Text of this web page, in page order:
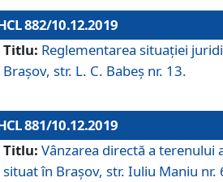
882/10.12.2019
Titlu: Reglementarea situației
Brașov, str. L. C. Babeș nr. 13.
881/10.12.2019
Titlu: Vânzarea directă a
situat în Brașov, str. Iuliu Maniu